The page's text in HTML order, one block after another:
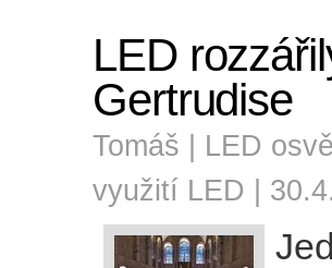
LED
Gertrudise
Tomáš | LED
využití LED |